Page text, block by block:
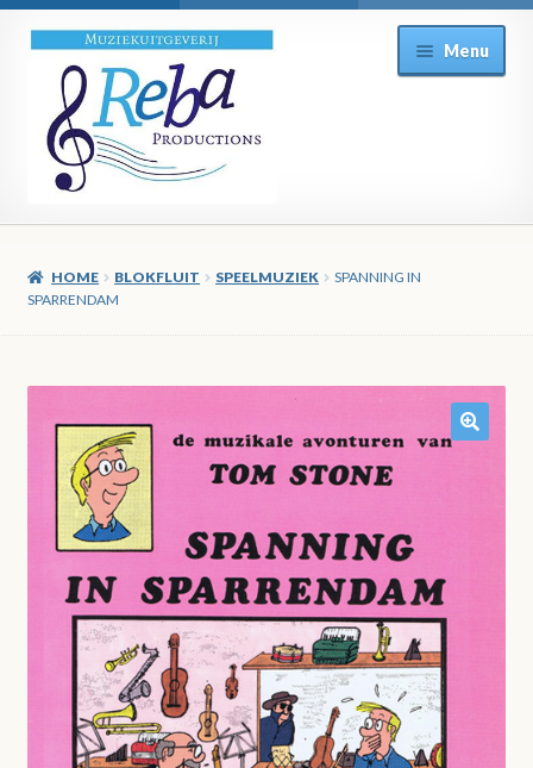
Ga
door
naar
navigatie
Ga
direct
naar
de
inhoud
Menu
HOME BLOKFLUIT SPEELMUZIEK
SPANNING IN
SPARRENDAM